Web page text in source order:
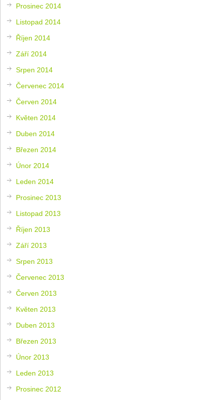
Prosinec 2014
Listopad 2014
Říjen 2014
Září 2014
Srpen 2014
Červenec 2014
Červen 2014
Květen 2014
Duben 2014
Březen 2014
Únor 2014
Leden 2014
Prosinec 2013
Listopad 2013
Říjen 2013
Září 2013
Srpen 2013
Červenec 2013
Červen 2013
Květen 2013
Duben 2013
Březen 2013
Únor 2013
Leden 2013
Prosinec 2012